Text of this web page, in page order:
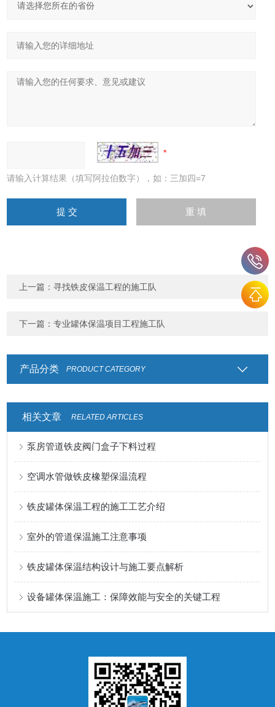
请输入计算结果（填写阿拉伯数字），如：三加四=7
上一篇：寻找铁皮保温工程的施工队
下一篇：专业罐体保温项目工程施工队
产品分类 PRODUCT CATEGORY
相关文章 RELATED ARTICLES
泵房管道铁皮阀门盒子下料过程
空调水管做铁皮橡塑保温流程
铁皮罐体保温工程的施工工艺介绍
室外的管道保温施工注意事项
铁皮罐体保温结构设计与施工要点解析
设备罐体保温施工：保障效能与安全的关键工程